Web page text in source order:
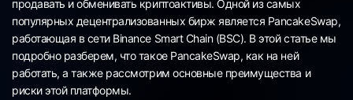
продавать и обменивать криптоактивы. Одной из самых
популярных децентрализованных бирж является PancakeSwap,
работающая в сети Binance Smart Chain (BSC). В этой статье мы
подробно разберем, что такое PancakeSwap, как на ней
работать, а также рассмотрим основные преимущества и
риски этой платформы.